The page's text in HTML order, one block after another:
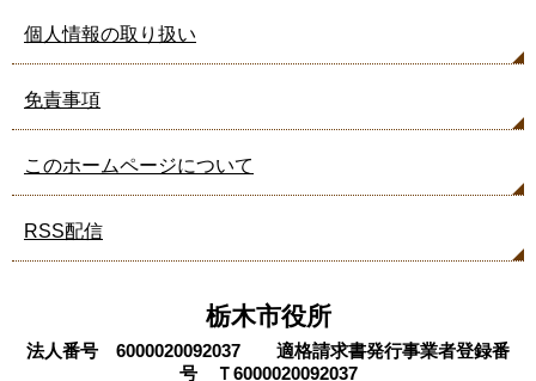
個人情報の取り扱い
免責事項
このホームページについて
RSS配信
栃木市役所
法人番号 6000020092037 適格請求書発行事業者登録番
号 Ｔ6000020092037